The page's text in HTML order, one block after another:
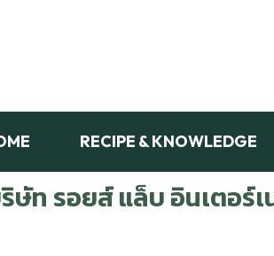
RECIPE & KNOWLEDGE
ษัท รอยส์ แล็บ อินเตอร์